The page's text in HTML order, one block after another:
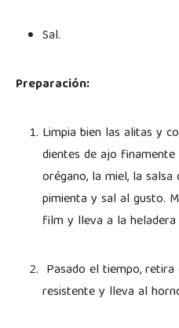
Sal.
Preparación:
Limpia bien las alitas y
dientes de ajo
orégano, la miel, la
pimienta y sal al gusto.
film y lleva a la
Pasado el tiempo,
resistente y lleva al